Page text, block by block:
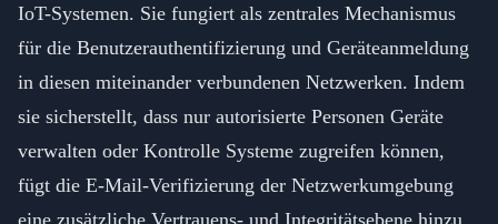
IoT-Systemen. Sie fungiert als zentrales Mechanismus
für die Benutzerauthentifizierung und Geräteanmeldung
in diesen miteinander verbundenen Netzwerken. Indem
sie sicherstellt, dass nur autorisierte Personen Geräte
verwalten oder Kontrolle Systeme zugreifen können,
fügt die E-Mail-Verifizierung der Netzwerkumgebung
eine zusätzliche Vertrauens- und Integritätsebene hinzu.